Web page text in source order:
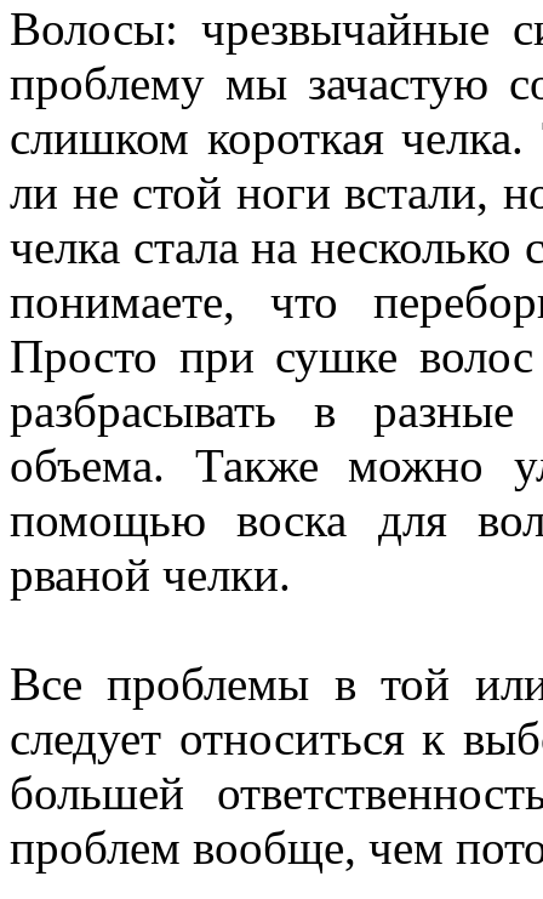
Волосы: чрезвычайные
проблему мы зачастую
слишком короткая
ли не стой ноги встали,
челка стала на
понимаете, что
Просто при сушке
разбрасывать в
объема. Также можно
помощью воска для
рваной челки.
Все проблемы в той
следует относиться к
большей
проблем вообще, чем